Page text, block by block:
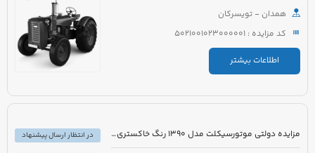
همدان - تویسرکان
کد مزایده : 5021001023000001
اطلاعات بیشتر
مزایده دولتی موتورسیکلت مدل 1390 رنگ خاکستری نوک مدادی
در انتظار ارسال پیشنهاد